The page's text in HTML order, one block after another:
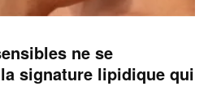
ne se
signature lipidique qui